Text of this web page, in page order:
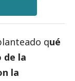
qué
de la
la